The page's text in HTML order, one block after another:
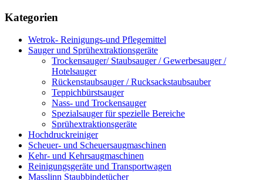
Kategorien
Wetrok- Reinigungs-und Pflegemittel
Sauger und Sprühextraktionsgeräte
Trockensauger/ Staubsauger / Gewerbesauger /
Hotelsauger
Rückenstaubsauger / Rucksackstaubsauber
Teppichbürstsauger
Nass- und Trockensauger
Spezialsauger für spezielle Bereiche
Sprühextraktionsgeräte
Hochdruckreiniger
Scheuer- und Scheuersaugmaschinen
Kehr- und Kehrsaugmaschinen
Reinigungsgeräte und Transportwagen
Masslinn Staubbindetücher